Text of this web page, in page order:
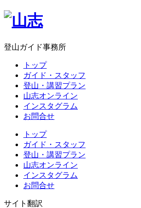
登山ガイド事務所
トップ
ガイド・スタッフ
登山・講習プラン
山志オンライン
インスタグラム
お問合せ
トップ
ガイド・スタッフ
登山・講習プラン
山志オンライン
インスタグラム
お問合せ
サイト翻訳